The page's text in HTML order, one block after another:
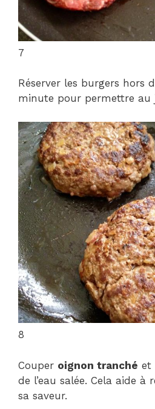
7
Réserver les burgers hors
minute pour permettre au
8
Couper oignon tranché et
de l’eau salée. Cela aide à
sa saveur.